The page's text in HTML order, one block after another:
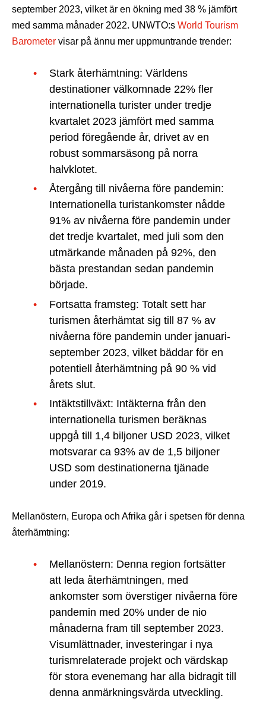
september 2023, vilket är en ökning med 38 % jämfört
med samma månader 2022. UNWTO:s World Tourism
Barometer visar på ännu mer uppmuntrande trender:
Stark återhämtning: Världens
destinationer välkomnade 22% fler
internationella turister under tredje
kvartalet 2023 jämfört med samma
period föregående år, drivet av en
robust sommarsäsong på norra
halvklotet.
Återgång till nivåerna före pandemin:
Internationella turistankomster nådde
91% av nivåerna före pandemin under
det tredje kvartalet, med juli som den
utmärkande månaden på 92%, den
bästa prestandan sedan pandemin
började.
Fortsatta framsteg: Totalt sett har
turismen återhämtat sig till 87 % av
nivåerna före pandemin under januari-
september 2023, vilket bäddar för en
potentiell återhämtning på 90 % vid
årets slut.
Intäktstillväxt: Intäkterna från den
internationella turismen beräknas
uppgå till 1,4 biljoner USD 2023, vilket
motsvarar ca 93% av de 1,5 biljoner
USD som destinationerna tjänade
under 2019.
Mellanöstern, Europa och Afrika går i spetsen för denna
återhämtning:
Mellanöstern: Denna region fortsätter
att leda återhämtningen, med
ankomster som överstiger nivåerna före
pandemin med 20% under de nio
månaderna fram till september 2023.
Visumlättnader, investeringar i nya
turismrelaterade projekt och värdskap
för stora evenemang har alla bidragit till
denna anmärkningsvärda utveckling.